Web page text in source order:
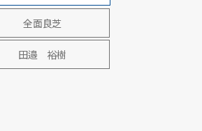
全面良芝
田邉 裕樹